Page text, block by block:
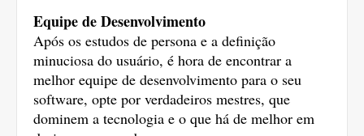
Equipe de Desenvolvimento
Após os estudos de persona e a definição
minuciosa do usuário, é hora de encontrar a
melhor equipe de desenvolvimento para o seu
software, opte por verdadeiros mestres, que
dominem a tecnologia e o que há de melhor em